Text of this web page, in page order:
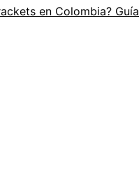
en Colombia? Guía